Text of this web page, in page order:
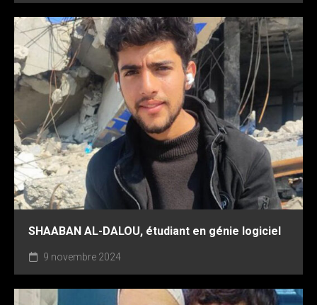
SHAABAN AL-DALOU, étudiant en génie logiciel
9 novembre 2024